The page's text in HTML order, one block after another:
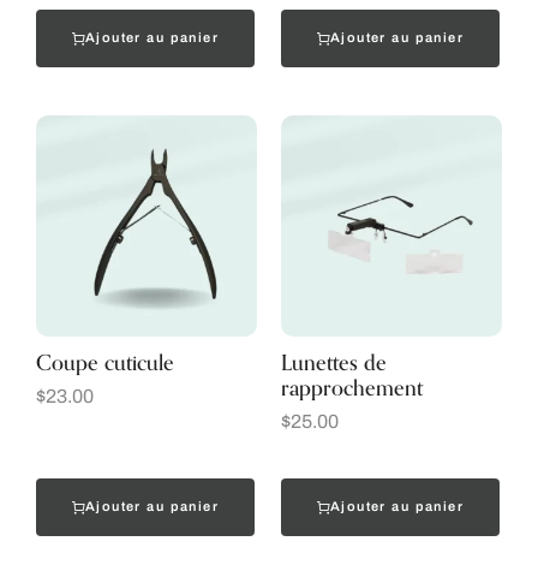
Ajouter au panier Ajouter au panier
Coupe cuticule
$23.00
Ajouter au panier
Lunettes de
rapprochement
$25.00
Ajouter au panier